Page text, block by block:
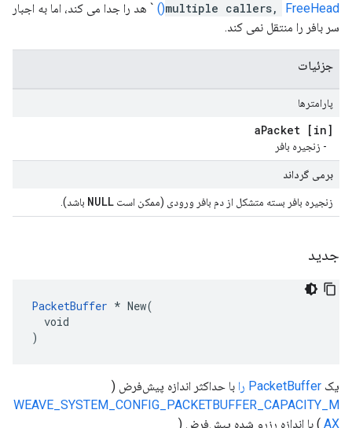
multiple callers,
FreeHead()
` هد را جدا می کند، اما به اجبار
سر بافر را منتقل نمی کند.
جزئیات
پارامترها
[in] a
Packet
- زنجیره بافر
برمی گرداند
زنجیره بافر بسته متشکل از دم بافر ورودی (ممکن است NULL باشد).
جدید
PacketBuffer * New(
  void
)
یک PacketBuffer را
با حداکثر اندازه پیش‌فرض (
WEAVE_SYSTEM_CONFIG_PACKETBUFFER_CAPACITY_M
AX ) با اندازه رزرو شده پیش‌فرض (